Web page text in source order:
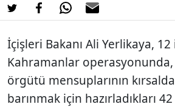
İçişleri Bakanı Ali Yerlikaya,
Kahramanlar
örgütü mensuplarının
barınmak için hazırladıkları